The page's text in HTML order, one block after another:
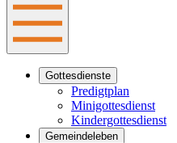
Gottesdienste
Predigtplan
Minigottesdienst
Kindergottesdienst
Gemeindeleben